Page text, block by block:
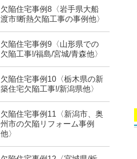
欠陥住宅事例8〈岩手県大船
渡市!断熱欠陥工事の事例他〉
欠陥住宅事例9〈山形県での
欠陥工事!/福島/宮城/青森他〉
欠陥住宅事例10〈栃木県の新
築住宅欠陥工事!/新潟県他〉
欠陥住宅事例11〈新潟市、奥
州市の欠陥リフォーム事例
他〉